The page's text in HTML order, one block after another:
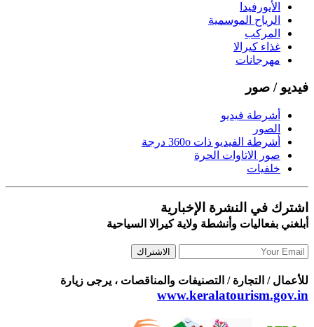
الأيورفيدا
الرياح الموسمية
المركب
غذاء كيرالا
مهرجانات
فيديو / صور
أشرطة فيديو
الصور
أشرطة الفيديو ذات 360o درجة
صور الاتاوات الحرة
خلفيات
اشترك في النشرة الإخبارية
أبلغني بفعاليات وأنشطة ولاية كيرالا السياحية
الاشتراك
للأعمال / التجارة / التصنيفات والمناقصات ، يرجى زيارة
www.keralatourism.gov.in